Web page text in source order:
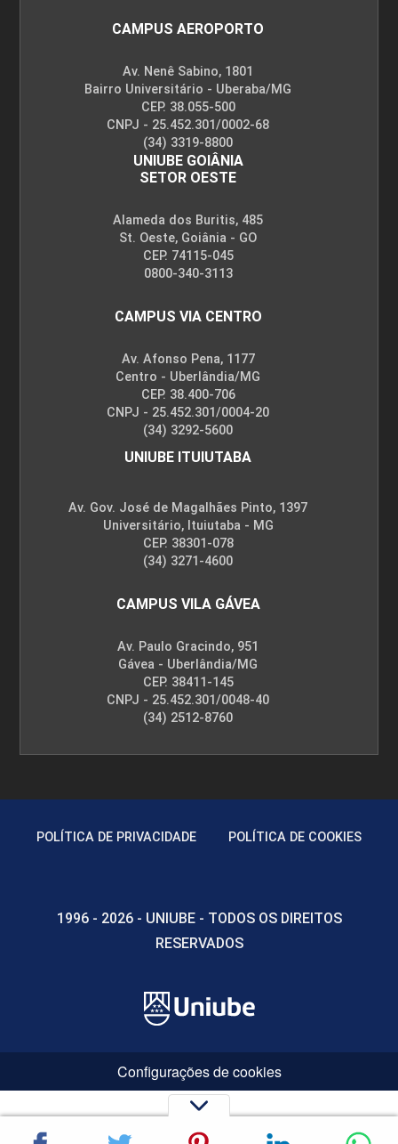
CAMPUS AEROPORTO
Av. Nenê Sabino, 1801
Bairro Universitário - Uberaba/MG
CEP. 38.055-500
CNPJ - 25.452.301/0002-68
(34) 3319-8800
UNIUBE GOIÂNIA
SETOR OESTE
Alameda dos Buritis, 485
St. Oeste, Goiânia - GO
CEP. 74115-045
0800-340-3113
CAMPUS VIA CENTRO
Av. Afonso Pena, 1177
Centro - Uberlândia/MG
CEP. 38.400-706
CNPJ - 25.452.301/0004-20
(34) 3292-5600
UNIUBE ITUIUTABA
Av. Gov. José de Magalhães Pinto, 1397
Universitário, Ituiutaba - MG
CEP. 38301-078
(34) 3271-4600
CAMPUS VILA GÁVEA
Av. Paulo Gracindo, 951
Gávea - Uberlândia/MG
CEP. 38411-145
CNPJ - 25.452.301/0048-40
(34) 2512-8760
POLÍTICA DE PRIVACIDADE POLÍTICA DE COOKIES
1996 - 2026 - UNIUBE - TODOS OS DIREITOS
RESERVADOS
Configurações de cookies